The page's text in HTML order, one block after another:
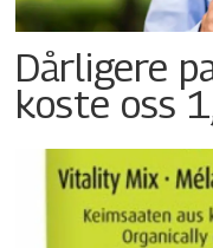
Dårligere
koste oss